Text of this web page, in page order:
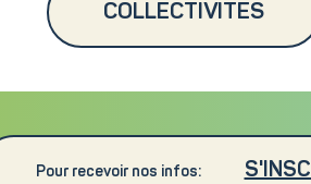
COLLECTIVITES
Pour recevoir nos infos: